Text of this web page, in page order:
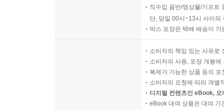
직수입 음반/영상물/기프트
단, 당일 00시~13시 사이의
박스 포장은 택배 배송이
소비자의 책임 있는 사유로
소비자의 사용, 포장 개봉
복제가 가능한 상품 등의
소비자의 요청에 따라 개별
디지털 컨텐츠인 eBook,
eBook 대여 상품은 대여 기